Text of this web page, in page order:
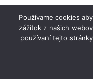
skupina, farnosť alebo
komunita je len preto
robí. Ak sa má jeden člen
spojený a zjednotený s
Mnohí ľudia sa snažia
Používame cookies
zážitok z našich
používaní tejto